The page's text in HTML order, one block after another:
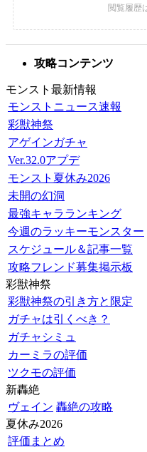
攻略コンテンツ
モンスト最新情報
モンストニュース速報
彩獣神祭
アゲインガチャ
Ver.32.0アプデ
モンスト夏休み2026
未開の幻洞
最強キャラランキング
今週のラッキーモンスター
スケジュール＆記事一覧
攻略フレンド募集掲示板
彩獣神祭
彩獣神祭の引き方と限定
ガチャは引くべき？
ガチャシミュ
カーミラの評価
ツクモの評価
新轟絶
ヴェイン 轟絶の攻略
夏休み2026
評価まとめ